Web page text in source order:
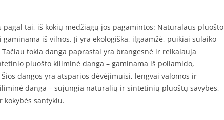
pagal tai, iš kokių medžiagų jos pagamintos: Natūralaus pluošto
iš vilnos. Ji yra ekologiška, ilgaamžė, puikiai sulaiko
tokia danga paprastai yra brangesnė ir reikalauja
pluošto kiliminė danga – gaminama iš poliamido,
dangos yra atsparios dėvėjimuisi, lengvai valomos ir
danga – sujungia natūralių ir sintetinių pluoštų savybes,
kokybės santykiu.